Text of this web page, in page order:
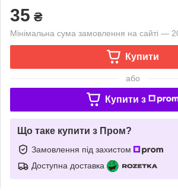
35 ₴
Мінімальна сума замовлення на сайті —
Купити
або
Купити з
Що таке купити з Пром?
Замовлення під захистом
Доступна доставка